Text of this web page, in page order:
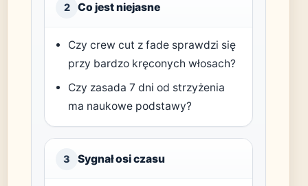
2 Co jest niejasne
Czy crew cut z fade sprawdzi się
przy bardzo kręconych włosach?
Czy zasada 7 dni od strzyżenia
ma naukowe podstawy?
3 Sygnał osi czasu